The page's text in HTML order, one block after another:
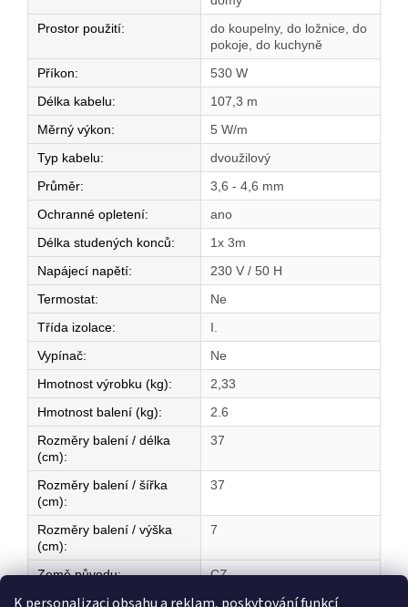
Prostor použití:
do koupelny, do ložnice, do
pokoje, do kuchyně
Příkon:
530 W
Délka kabelu:
107,3 m
Měrný výkon:
5 W/m
Typ kabelu:
dvoužilový
Průměr:
3,6 - 4,6 mm
Ochranné opletení:
ano
Délka studených konců:
1x 3m
Napájecí napětí:
230 V / 50 H
Termostat:
Ne
Třída izolace:
I.
Vypínač:
Ne
Hmotnost výrobku (kg):
2,33
Hmotnost balení (kg):
2.6
Rozměry balení / délka
(cm):
37
Rozměry balení / šířka
(cm):
37
Rozměry balení / výška
(cm):
7
Země původu: CZ